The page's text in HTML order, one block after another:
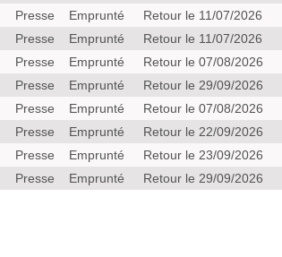
Presse Emprunté
Retour le 11/07/2026
Presse Emprunté
Retour le 11/07/2026
Presse Emprunté
Retour le 07/08/2026
Presse Emprunté
Retour le 29/09/2026
Presse Emprunté
Retour le 07/08/2026
Presse Emprunté
Retour le 22/09/2026
Presse Emprunté
Retour le 23/09/2026
Presse Emprunté Retour le 29/09/2026